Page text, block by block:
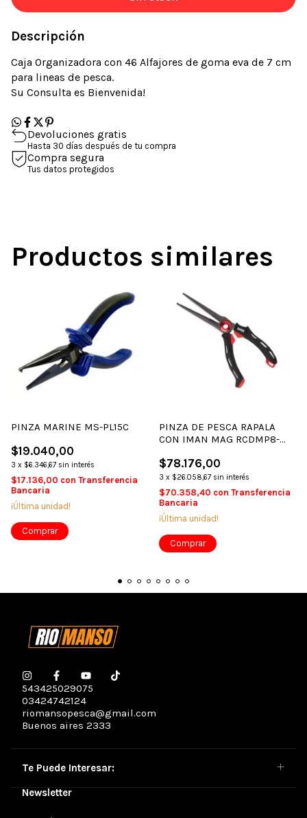
Descripción
Caja Organizadora con 46 Alfajores de goma eva de 7 cm
para lineas de pesca.
Su Consulta es Bienvenida!
Devoluciones gratis
Hasta 30 días después de tu compra
Compra segura
Tus datos protegidos
Productos similares
PINZA MARINE MS-PL15C
$19.040,00
3 x $6.346,67 sin interés
$17.136,00 con Transferencia
Bancaria
¡Última unidad!
PINZA DE PESCA RAPALA
CON IMAN MAG RCDMP8-
$78.176,00
3 x $26.058,67 sin interés
$70.358,40 con Transferencia
Bancaria
¡Última unidad!
543425029075
03424742124
riomansopesca@gmail.com
Buenos aires 2333
Te Puede Interesar:
Newsletter